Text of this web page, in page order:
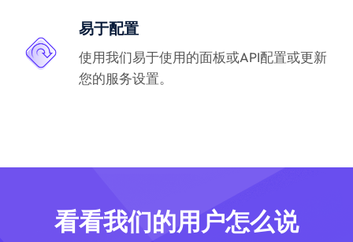
易于配置
使用我们易于使用的面板或API配置或更新
您的服务设置。
看看我们的用户怎么说